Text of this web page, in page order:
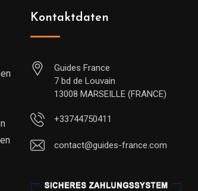
Kontaktdaten
Guides France
7 bd de Louvain
13008 MARSEILLE (FRANCE)
+33744750411
contact@guides-france.com